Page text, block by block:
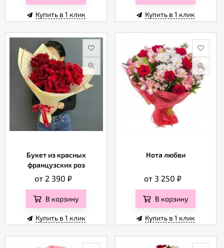
Купить в 1 клик Купить в 1 клик
Букет из красных
французских роз
от 2 390 ₽
В корзину
Купить в 1 клик
Нота любви
от 3 250 ₽
В корзину
Купить в 1 клик